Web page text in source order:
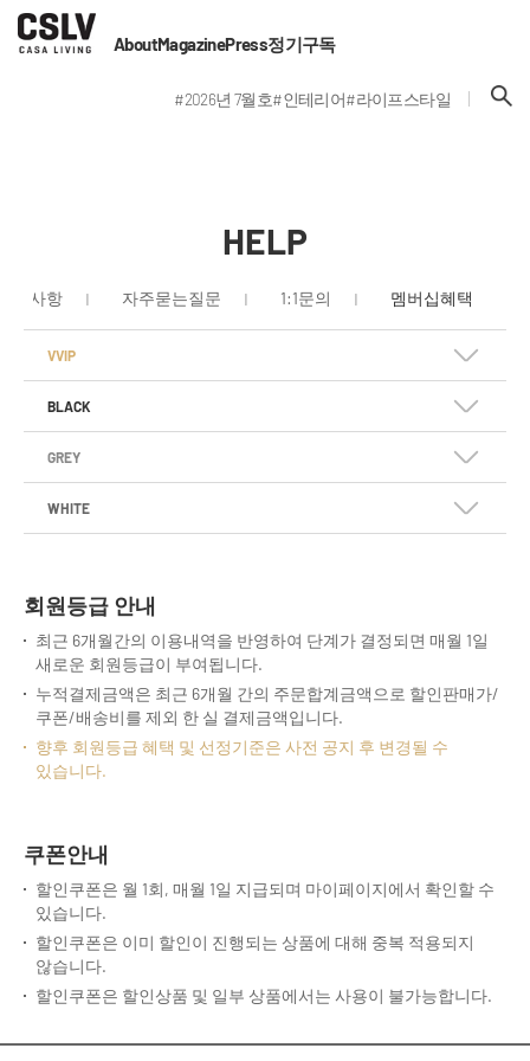
AboutMagazinePress정기구독
#2026년 7월호#인테리어#라이프스타일
HELP
지사항 자주묻는질문 1:1문의 멤버십혜택
VVIP
BLACK
GREY
WHITE
회원등급 안내
최근 6개월간의 이용내역을 반영하여 단계가 결정되면 매월 1일
새로운 회원등급이 부여됩니다.
누적결제금액은 최근 6개월 간의 주문합계금액으로 할인판매가/
쿠폰/배송비를 제외 한 실 결제금액입니다.
향후 회원등급 혜택 및 선정기준은 사전 공지 후 변경될 수
있습니다.
쿠폰안내
할인쿠폰은 월 1회, 매월 1일 지급되며 마이페이지에서 확인할 수
있습니다.
할인쿠폰은 이미 할인이 진행되는 상품에 대해 중복 적용되지
않습니다.
할인쿠폰은 할인상품 및 일부 상품에서는 사용이 불가능합니다.